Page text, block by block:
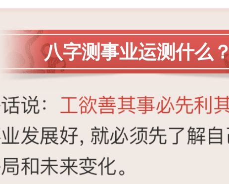
八字测事业运测什么？